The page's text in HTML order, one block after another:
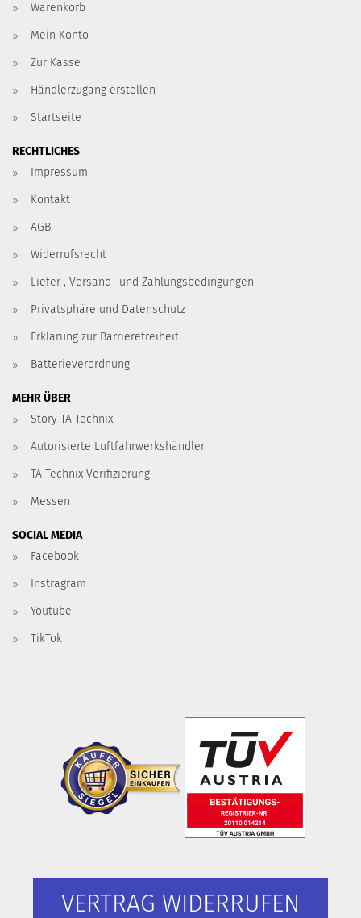
Warenkorb
Mein Konto
Zur Kasse
Händlerzugang erstellen
Startseite
RECHTLICHES
Impressum
Kontakt
AGB
Widerrufsrecht
Liefer-, Versand- und Zahlungsbedingungen
Privatsphäre und Datenschutz
Erklärung zur Barrierefreiheit
Batterieverordnung
MEHR ÜBER
Story TA Technix
Autorisierte Luftfahrwerkshändler
TA Technix Verifizierung
Messen
SOCIAL MEDIA
Facebook
Instragram
Youtube
TikTok
VERTRAG WIDERRUFEN